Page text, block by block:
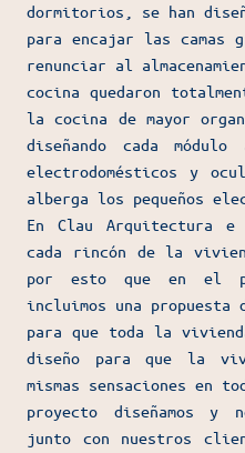
dormitorios, se han
para encajar las camas
renunciar al
cocina quedaron
la cocina de mayor
diseñando cada
electrodomésticos y
alberga los pequeños
En Clau Arquitectura e
cada rincón de la
por esto que en el
incluimos una
para que toda la
diseño para que la
mismas sensaciones en
proyecto diseñamos y
junto con nuestros